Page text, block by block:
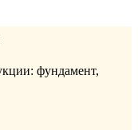
фундамент,